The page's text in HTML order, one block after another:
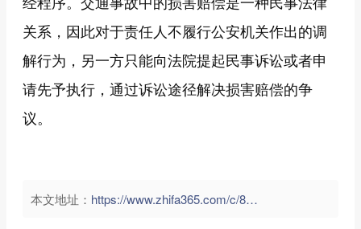
关系，因此对于责任人不履行公安机关作出的调
解行为，另一方只能向法院提起民事诉讼或者申
请先予执行，通过诉讼途径解决损害赔偿的争
议。
本文地址： https://www.zhifa365.com/c/8KRf7Ees29daGzvV">